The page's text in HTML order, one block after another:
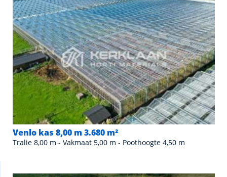
Venlo kas 8,00 m 3.680 m²
Tralie 8,00 m - Vakmaat 5,00 m - Poothoogte 4,50 m